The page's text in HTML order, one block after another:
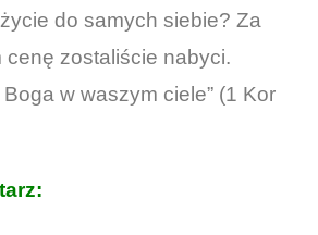
do samych siebie? Za
cenę zostaliście nabyci.
w waszym ciele” (1 Kor